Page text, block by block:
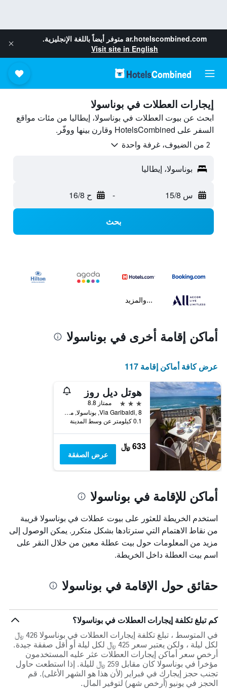
ar.hotelscombined.com متوفر أيضاً باللغة الإنجليزية.
Visit site in English
إيجارات العطلات في بوناسولا
ابحث عن بيوت العطلات في بوناسولا، إيطاليا من مئات مواقع
السفر على HotelsCombined وقارن بينها ووفّر.
2 من الضيوف، غرفة واحدة
بوناسولا، إيطاليا
س 15/8 - ح 16/8
بحث
...والمزيد
أماكن إقامة أخرى في بوناسولا
عرض كافة أماكن إقامة 117
هوتل ديل روز
3 نجوم
ممتاز 8.8
Via Garibaldi, 8, بوناسولا, مقاطعة لا سبيتسيا, إيطاليا
0.1 كيلومتر عن وسط المدينة
633 ﷼
عرض الصفقة
أماكن للإقامة في بوناسولا
استخدم الخريطة للعثور على بيوت عطلات في بوناسولا قريبة
من نقاط الاهتمام التي سترتادها بشكل متكرر. يمكن الوصول إلى
مزيد من المعلومات حول بيت عطلة معين من خلال النقر على
اسم بيت العطلة داخل الخريطة.
حقائق حول الإقامة في بوناسولا
كم تبلغ تكلفة إيجارات العطلات في بوناسولا؟
في المتوسط ، تبلغ تكلفة إيجارات العطلات في بوناسولا 426 ﷼
لكل ليلة ، ولكن يعتبر سعر 425 ﷼ لكل ليلة أو أقل صفقة جيدة.
أرخص سعر أماكن إيجارات العطلات عثر عليه المستخدمون
مؤخراً في بوناسولا كان مقابل 259 ﷼ لليلة. إذا استطعت حاول
تجنب حجز إيجارك في فبراير (لأن هذا هو الشهر الأغلى). قم
الحجز في يونيو (أرخص شهر) لتوفير المال.